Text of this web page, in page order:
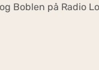
Boblen på Radio